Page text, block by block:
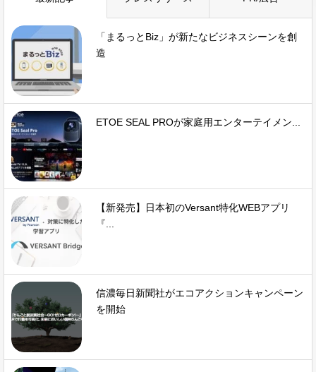
「まるっとBiz」が新たなビジネスシーンを創
造
ETOE SEAL PROが家庭用エンターテイメン...
【新発売】日本初のVersant特化WEBアプリ
『...
信濃毎日新聞社がエコアクションキャンペーン
を開始